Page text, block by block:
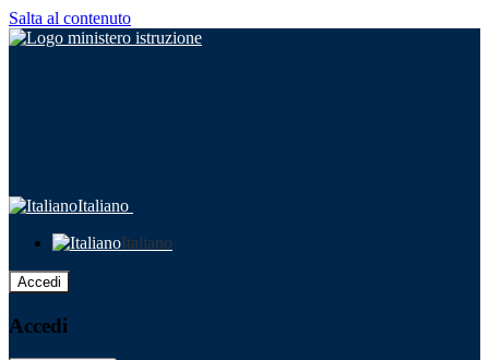
Salta al contenuto
Italiano
Italiano
Accedi
Accedi